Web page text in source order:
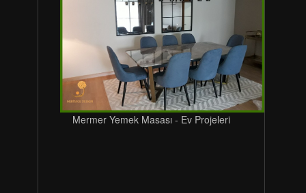
Mermer Yemek Masası - Ev Projeleri